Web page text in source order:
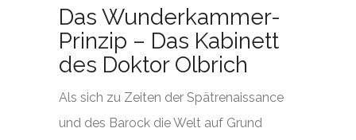
Das Wunderkammer-
Prinzip – Das Kabinett
des Doktor Olbrich
Als sich zu Zeiten der Spätrenaissance
und des Barock die Welt auf Grund